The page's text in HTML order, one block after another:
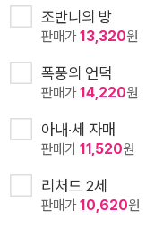
조반니의 방
판매가13,320원
폭풍의 언덕
판매가14,220원
아내·세 자매
판매가11,520원
리처드 2세
판매가10,620원